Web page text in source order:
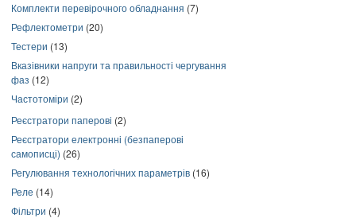
Комплекти перевірочного обладнання (7)
Рефлектометри (20)
Тестери (13)
Вказівники напруги та правильності чергування
фаз (12)
Частотоміри (2)
Реєстратори паперові (2)
Реєстратори електронні (безпаперові
самописці) (26)
Регулювання технологічних параметрів (16)
Реле (14)
Фільтри (4)